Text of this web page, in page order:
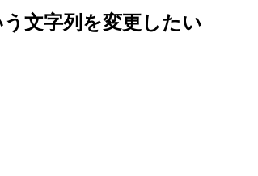
文字列を変更したい